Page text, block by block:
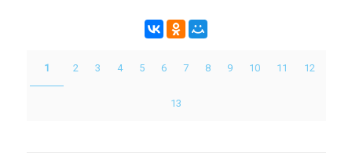
1 2 3 4 5 6 7 8 9 10 11 12
13